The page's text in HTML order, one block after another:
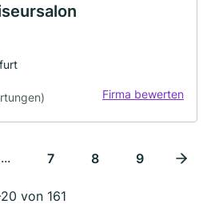
Firma bewerten
... 7 8 9
von 161